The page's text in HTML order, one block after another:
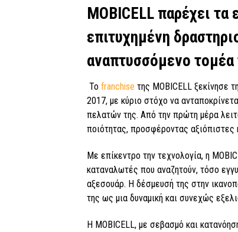
MOBICELL παρέχει τα
επιτυχημένη
αναπτυσσόμενο τομέα
To franchise της MOBICELL ξεκίνησε
2017, με κύριο στόχο να
πελατών της. Από την πρώτη μέρα
ποιότητας, προσφέροντας αξιόπιστες
Με επίκεντρο την τεχνολογία, η
καταναλωτές που αναζητούν, τόσο
αξεσουάρ. Η δέσμευσή της στην
της ως μια δυναμική και συνεχώς
Η MOBICELL, με σεβασμό και